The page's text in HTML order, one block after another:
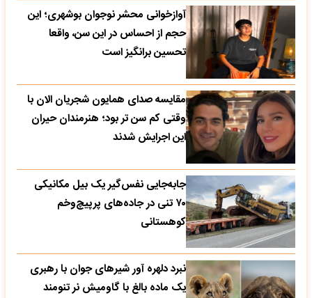
آوازخوانی محشر نوجوان بوشهری؛ این
حجم از احساس در این سن، واقعا
تحسین‌ برانگیز است
مقایسه صدای همایون شجریان الان با
وقتی کم سن تر بود؛ هنرمندان حیران
این اجرایش شدند
جابه‌جایی نفس‌گیر یک بیل مکانیکی
۷۰ تنی در جاده‌های پرپیچ‌وخم
کوهستانی
نبرد دلهره آور شیرهای جوان با رهبری
یک ماده بالغ با گاومیش نر تنومند